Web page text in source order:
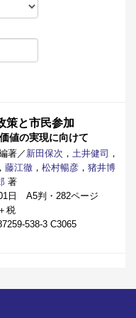
策と市民参加
値の実現に向けて
著／ 新田保次 ， 土井健司 ，
， 藤江徹 ， 松村暢彦 ， 猪井博
著
日 A5判・282ページ
税
538-3 C3065